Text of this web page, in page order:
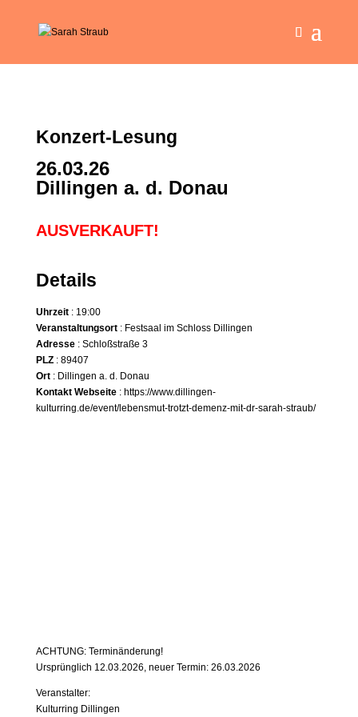
Konzert-Lesung
26.03.26
Dillingen a. d. Donau
AUSVERKAUFT!
Details
Uhrzeit: 19:00
Veranstaltungsort: Festsaal im Schloss Dillingen
Adresse: Schloßstraße 3
PLZ: 89407
Ort: Dillingen a. d. Donau
Kontakt Webseite: https://www.dillingen-
kulturring.de/event/lebensmut-trotzt-demenz-mit-dr-sarah-straub/
ACHTUNG: Terminänderung!
Ursprünglich 12.03.2026, neuer Termin: 26.03.2026
Veranstalter:
Kulturring Dillingen